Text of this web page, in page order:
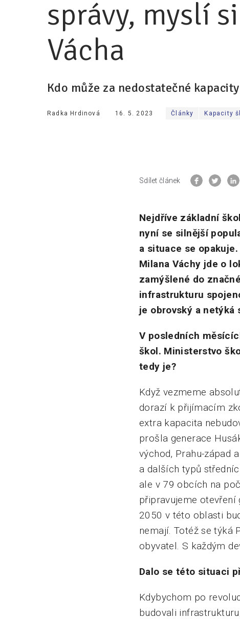
správy, myslí
Vácha
Kdo může za nedostatečné
Radka Hrdinová 16. 5. 2023 Články Kapacity
Sdílet článek
Nejdříve základní
nyní se silnější
a situace se
Milana Váchy jde o
zamýšlené do
infrastrukturu
je obrovský a netýká
V posledních
škol. Ministerstvo
tedy je?
Když vezmeme
dorazí k přijímacím
extra kapacita
prošla generace
východ, Prahu-západ
a dalších typů
ale v 79 obcích na
připravujeme otevření
2050 v této oblasti
nemají. Totéž se týká
obyvatel. S každým
Dalo se této situaci
Kdybychom po
budovali